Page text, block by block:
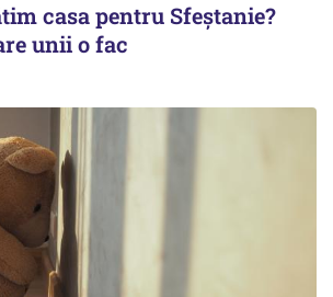
casa pentru Sfeștanie?
unii o fac